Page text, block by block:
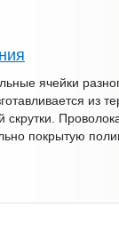
ячейки
из
покрытую